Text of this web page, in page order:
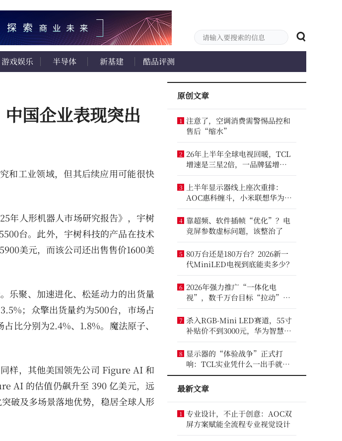
游戏娱乐 半导体 新基建 酷品评测
国企业表现突出
和工业领域，但其后续应用可能很快
年人形机器人市场研究报告》，宇树
台。此外，宇树科技的产品在技术
美元，而该公司还出售售价1600美
乐聚、加速进化、松延动力的出货量
；众擎出货量约为500台，市场占
比分别为2.4%、1.8%。魔法原子、
样，其他美国领先公司 Figure AI 和
AI 的估值仍飙升至 390 亿美元，远
破及多场景落地优势，稳居全球人形
原创文章
1 注意了，空调消费需警惕品控和
售后“缩水”
2 26年上半年全球电视回暖，TCL
增速是三星2倍，一品牌猛增
14.8%
3
上半年显示器线上座次重排：
AOC惠科缠斗，小米联想华为进
前八
4 靠超频、软件插帧“优化”？电
竞屏参数虚标问题，该整治了
5 80万台还是180万台？2026新一
代MiniLED电视到底能卖多少？
6 2026年强力推广“一体化电
视”，数千万台目标“拉动”彩
电业？
7 杀入RGB-Mini LED赛道，55寸
补贴价不到3000元，华为智慧屏
要“走量”？
8 显示器的“体验战争”正式打
响：TCL实业凭什么一出手就定
义了三条赛道？
最新文章
1
专业设计，不止于创意：AOC双
屏方案赋能全流程专业视觉设计